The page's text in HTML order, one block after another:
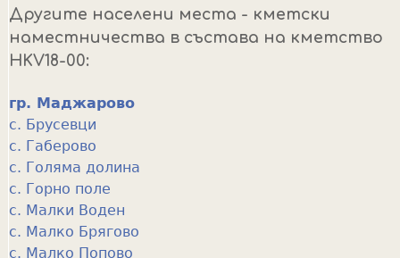
Другите населени места - кметски
наместничества в състава на кметство
HKV18-00:
гр. Маджарово
с. Брусевци
с. Габерово
с. Голяма долина
с. Горно поле
с. Малки Воден
с. Малко Брягово
с. Малко Попово